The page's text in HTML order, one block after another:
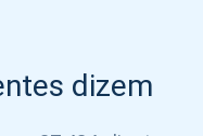
dizem